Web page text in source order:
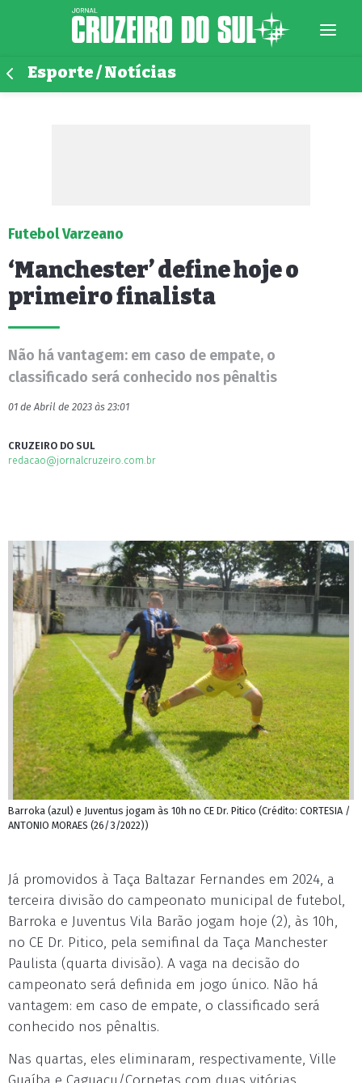
Esporte / Notícias
Futebol Varzeano
‘Manchester’ define hoje o
primeiro finalista
Não há vantagem: em caso de empate, o
classificado será conhecido nos pênaltis
01 de Abril de 2023 às 23:01
CRUZEIRO DO SUL
redacao@jornalcruzeiro.com.br
Barroka (azul) e Juventus jogam às 10h no CE Dr. Pitico (Crédito: CORTESIA /
ANTONIO MORAES (26/3/2022))
Já promovidos à Taça Baltazar Fernandes em 2024, a
terceira divisão do campeonato municipal de futebol,
Barroka e Juventus Vila Barão jogam hoje (2), às 10h,
no CE Dr. Pitico, pela semifinal da Taça Manchester
Paulista (quarta divisão). A vaga na decisão do
campeonato será definida em jogo único. Não há
vantagem: em caso de empate, o classificado será
conhecido nos pênaltis.
Nas quartas, eles eliminaram, respectivamente, Ville